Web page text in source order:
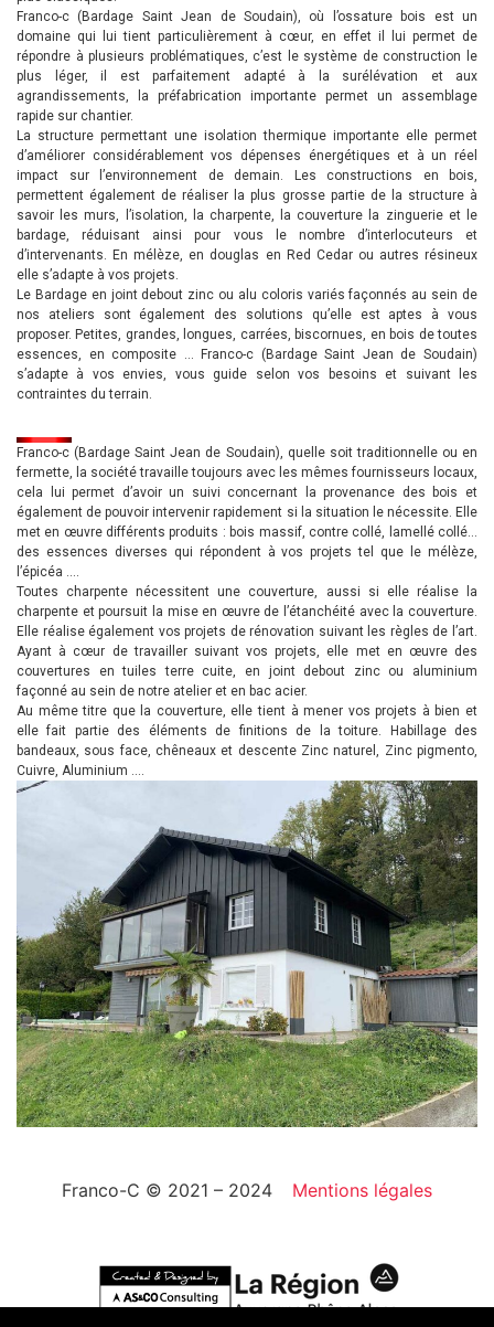
Franco-c (Bardage Saint Jean de Soudain), où l’ossature bois est un
domaine qui lui tient particulièrement à cœur, en effet il lui permet de
répondre à plusieurs problématiques, c’est le système de construction le
plus léger, il est parfaitement adapté à la surélévation et aux
agrandissements, la préfabrication importante permet un assemblage
rapide sur chantier.
La structure permettant une isolation thermique importante elle permet
d’améliorer considérablement vos dépenses énergétiques et à un réel
impact sur l’environnement de demain. Les constructions en bois,
permettent également de réaliser la plus grosse partie de la structure à
savoir les murs, l’isolation, la charpente, la couverture la zinguerie et le
bardage, réduisant ainsi pour vous le nombre d’interlocuteurs et
d’intervenants. En mélèze, en douglas en Red Cedar ou autres résineux
elle s’adapte à vos projets.
Le Bardage en joint debout zinc ou alu coloris variés façonnés au sein de
nos ateliers sont également des solutions qu’elle est aptes à vous
proposer. Petites, grandes, longues, carrées, biscornues, en bois de toutes
essences, en composite … Franco-c (Bardage Saint Jean de Soudain)
s’adapte à vos envies, vous guide selon vos besoins et suivant les
contraintes du terrain.
Franco-c (Bardage Saint Jean de Soudain), quelle soit traditionnelle ou en
fermette, la société travaille toujours avec les mêmes fournisseurs locaux,
cela lui permet d’avoir un suivi concernant la provenance des bois et
également de pouvoir intervenir rapidement si la situation le nécessite. Elle
met en œuvre différents produits : bois massif, contre collé, lamellé collé…
des essences diverses qui répondent à vos projets tel que le mélèze,
l’épicéa ….
Toutes charpente nécessitent une couverture, aussi si elle réalise la
charpente et poursuit la mise en œuvre de l’étanchéité avec la couverture.
Elle réalise également vos projets de rénovation suivant les règles de l’art.
Ayant à cœur de travailler suivant vos projets, elle met en œuvre des
couvertures en tuiles terre cuite, en joint debout zinc ou aluminium
façonné au sein de notre atelier et en bac acier.
Au même titre que la couverture, elle tient à mener vos projets à bien et
elle fait partie des éléments de finitions de la toiture. Habillage des
bandeaux, sous face, chêneaux et descente Zinc naturel, Zinc pigmento,
Cuivre, Aluminium ….
Franco-C © 2021 – 2024 Mentions légales